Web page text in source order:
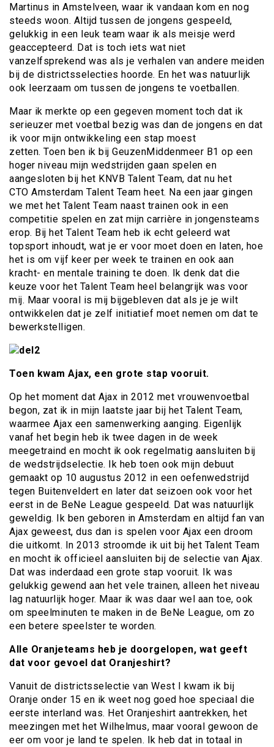
Martinus in Amstelveen, waar ik vandaan kom en nog
steeds woon. Altijd tussen de jongens gespeeld,
gelukkig in een leuk team waar ik als meisje werd
geaccepteerd. Dat is toch iets wat niet
vanzelfsprekend was als je verhalen van andere meiden
bij de districtsselecties hoorde. En het was natuurlijk
ook leerzaam om tussen de jongens te voetballen.
Maar ik merkte op een gegeven moment toch dat ik
serieuzer met voetbal bezig was dan de jongens en dat
ik voor mijn ontwikkeling een stap moest
zetten. Toen ben ik bij GeuzenMiddenmeer B1 op een
hoger niveau mijn wedstrijden gaan spelen en
aangesloten bij het KNVB Talent Team, dat nu het
CTO Amsterdam Talent Team heet. Na een jaar gingen
we met het Talent Team naast trainen ook in een
competitie spelen en zat mijn carrière in jongensteams
erop. Bij het Talent Team heb ik echt geleerd wat
topsport inhoudt, wat je er voor moet doen en laten, hoe
het is om vijf keer per week te trainen en ook aan
kracht- en mentale training te doen. Ik denk dat die
keuze voor het Talent Team heel belangrijk was voor
mij. Maar vooral is mij bijgebleven dat als je je wilt
ontwikkelen dat je zelf initiatief moet nemen om dat te
bewerkstelligen.
Toen kwam Ajax, een grote stap vooruit.
Op het moment dat Ajax in 2012 met vrouwenvoetbal
begon, zat ik in mijn laatste jaar bij het Talent Team,
waarmee Ajax een samenwerking aanging. Eigenlijk
vanaf het begin heb ik twee dagen in de week
meegetraind en mocht ik ook regelmatig aansluiten bij
de wedstrijdselectie. Ik heb toen ook mijn debuut
gemaakt op 10 augustus 2012 in een oefenwedstrijd
tegen Buitenveldert en later dat seizoen ook voor het
eerst in de BeNe League gespeeld. Dat was natuurlijk
geweldig. Ik ben geboren in Amsterdam en altijd fan van
Ajax geweest, dus dan is spelen voor Ajax een droom
die uitkomt. In 2013 stroomde ik uit bij het Talent Team
en mocht ik officieel aansluiten bij de selectie van Ajax.
Dat was inderdaad een grote stap vooruit. Ik was
gelukkig gewend aan het vele trainen, alleen het niveau
lag natuurlijk hoger. Maar ik was daar wel aan toe, ook
om speelminuten te maken in de BeNe League, om zo
een betere speelster te worden.
Alle Oranjeteams heb je doorgelopen, wat geeft
dat voor gevoel dat Oranjeshirt?
Vanuit de districtsselectie van West I kwam ik bij
Oranje onder 15 en ik weet nog goed hoe speciaal die
eerste interland was. Het Oranjeshirt aantrekken, het
meezingen met het Wilhelmus, maar vooral gewoon de
eer om voor je land te spelen. Ik heb dat in totaal in